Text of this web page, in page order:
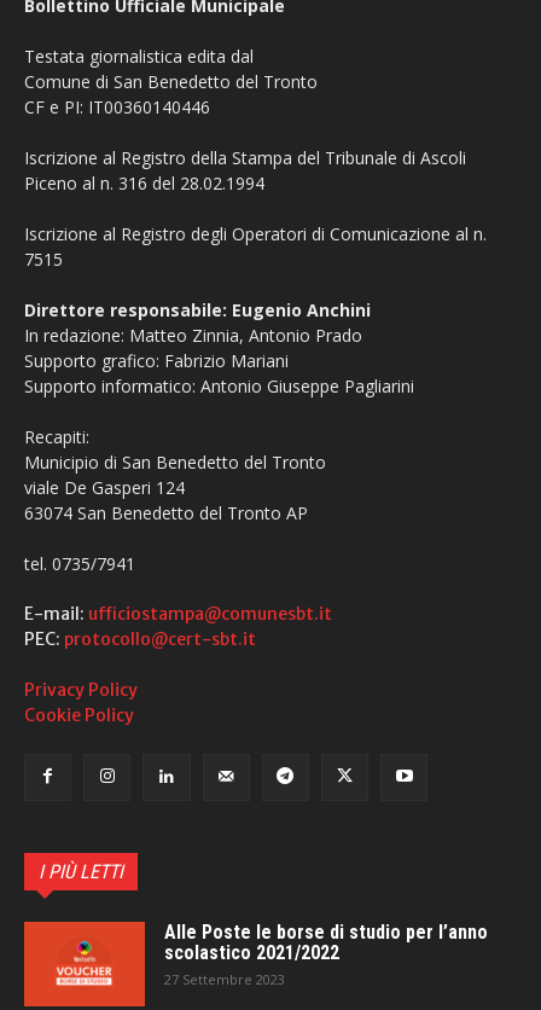
Bollettino Ufficiale Municipale
Testata giornalistica edita dal
Comune di San Benedetto del Tronto
CF e PI: IT00360140446
Iscrizione al Registro della Stampa del Tribunale di Ascoli
Piceno al n. 316 del 28.02.1994
Iscrizione al Registro degli Operatori di Comunicazione al n.
7515
Direttore responsabile: Eugenio Anchini
In redazione: Matteo Zinnia, Antonio Prado
Supporto grafico: Fabrizio Mariani
Supporto informatico: Antonio Giuseppe Pagliarini
Recapiti:
Municipio di San Benedetto del Tronto
viale De Gasperi 124
63074 San Benedetto del Tronto AP
tel. 0735/7941
E-mail: ufficiostampa@comunesbt.it
PEC: protocollo@cert-sbt.it
Privacy Policy
Cookie Policy
I PIÙ LETTI
Alle Poste le borse di studio per l’anno
scolastico 2021/2022
27 Settembre 2023